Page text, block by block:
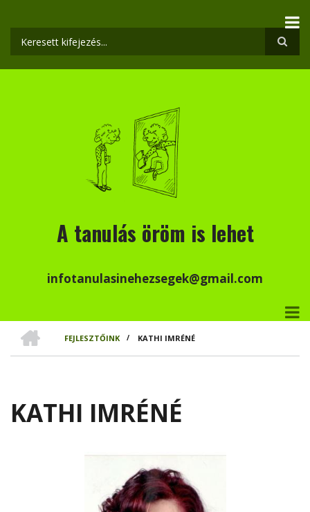
tartalomra
Keresés
A tanulás öröm is lehet
infotanulasinehezsegek@gmail.com
MORZSA
FEJLESZTŐINK
/ KATHI IMRÉNÉ
KATHI IMRÉNÉ